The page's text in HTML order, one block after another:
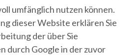
umfänglich nutzen können.
dieser Website erklären Sie
der über Sie
durch Google in der zuvor